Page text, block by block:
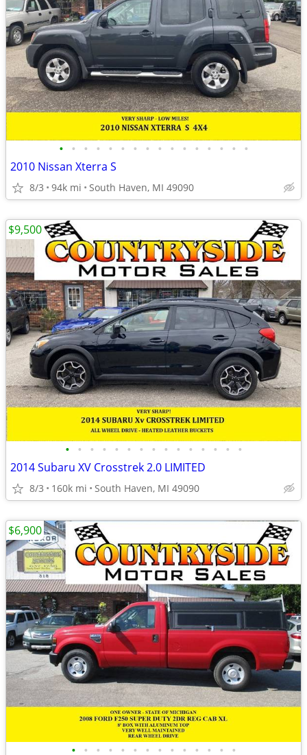
• • • • • • • • • • • • • • • •
2010 Nissan Xterra S
8/3 94k mi South Haven, MI 49090
• • • • • • • • • • • • • • •
2014 Subaru XV Crosstrek 2.0 LIMITED
8/3 160k mi South Haven, MI 49090
$9,500
• • • • • • • • • • • • • •
$6,900